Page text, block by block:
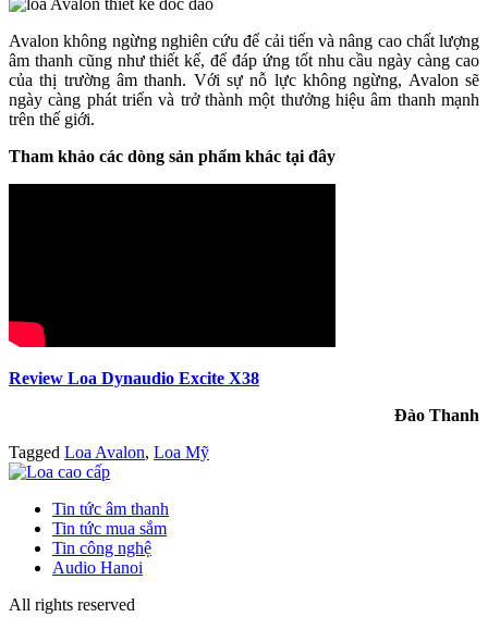
Avalon không ngừng nghiên cứu để cải tiến và nâng cao chất lượng
âm thanh cũng như thiết kế, để đáp ứng tốt nhu cầu ngày càng cao
của thị trường âm thanh. Với sự nỗ lực không ngừng, Avalon sẽ
ngày càng phát triển và trở thành một thưởng hiệu âm thanh mạnh
trên thế giới.
Tham khảo các dòng sản phẩm khác tại đây
Review Loa Dynaudio Excite X38
Đào Thanh
Tagged Loa Avalon, Loa Mỹ
Tin tức âm thanh
Tin tức mua sắm
Tin công nghệ
Audio Hanoi
All rights reserved